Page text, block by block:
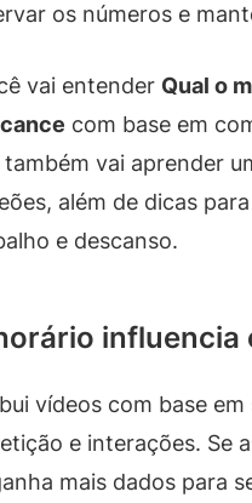
os números e
vai entender Qual o
com base em
também vai aprender
além de dicas
e descanso.
influencia
vídeos com base
e interações. Se
mais dados para